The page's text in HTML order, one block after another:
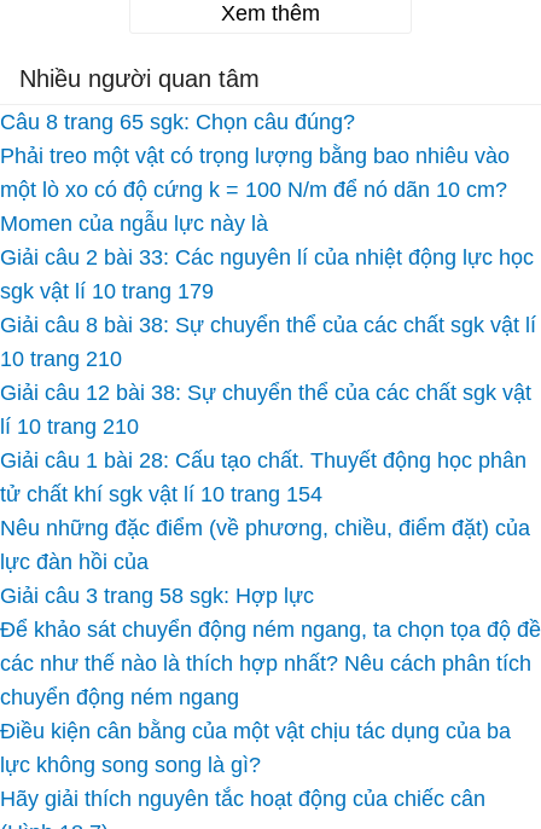
Xem thêm
Nhiều người quan tâm
Câu 8 trang 65 sgk: Chọn câu đúng?
Phải treo một vật có trọng lượng bằng bao nhiêu vào
một lò xo có độ cứng k = 100 N/m để nó dãn 10 cm?
Momen của ngẫu lực này là
Giải câu 2 bài 33: Các nguyên lí của nhiệt động lực học
sgk vật lí 10 trang 179
Giải câu 8 bài 38: Sự chuyển thể của các chất sgk vật lí
10 trang 210
Giải câu 12 bài 38: Sự chuyển thể của các chất sgk vật
lí 10 trang 210
Giải câu 1 bài 28: Cấu tạo chất. Thuyết động học phân
tử chất khí sgk vật lí 10 trang 154
Nêu những đặc điểm (về phương, chiều, điểm đặt) của
lực đàn hồi của
Giải câu 3 trang 58 sgk: Hợp lực
Để khảo sát chuyển động ném ngang, ta chọn tọa độ đề
các như thế nào là thích hợp nhất? Nêu cách phân tích
chuyển động ném ngang
Điều kiện cân bằng của một vật chịu tác dụng của ba
lực không song song là gì?
Hãy giải thích nguyên tắc hoạt động của chiếc cân